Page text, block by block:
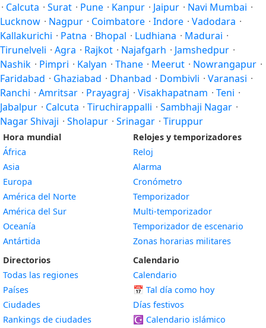
· Calcuta · Surat · Pune · Kanpur · Jaipur · Navi Mumbai ·
Lucknow · Nagpur · Coimbatore · Indore · Vadodara ·
Kallakurichi · Patna · Bhopal · Ludhiana · Madurai ·
Tirunelveli · Agra · Rajkot · Najafgarh · Jamshedpur ·
Nashik · Pimpri · Kalyan · Thane · Meerut · Nowrangapur ·
Faridabad · Ghaziabad · Dhanbad · Dombivli · Varanasi ·
Ranchi · Amritsar · Prayagraj · Visakhapatnam · Teni ·
Jabalpur · Calcuta · Tiruchirappalli · Sambhaji Nagar ·
Nagar Shivaji · Sholapur · Srinagar · Tiruppur
Hora mundial
África
Asia
Europa
América del Norte
América del Sur
Oceanía
Antártida
Directorios
Todas las regiones
Países
Ciudades
Rankings de ciudades
Relojes y temporizadores
Reloj
Alarma
Cronómetro
Temporizador
Multi-temporizador
Temporizador de escenario
Zonas horarias militares
Calendario
Calendario
📅 Tal día como hoy
Días festivos
☪️ Calendario islámico